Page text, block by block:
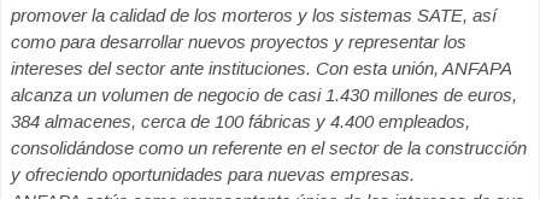
promover la calidad de los morteros y los sistemas SATE, así
como para desarrollar nuevos proyectos y representar los
intereses del sector ante instituciones. Con esta unión, ANFAPA
alcanza un volumen de negocio de casi 1.430 millones de euros,
384 almacenes, cerca de 100 fábricas y 4.400 empleados,
consolidándose como un referente en el sector de la construcción
y ofreciendo oportunidades para nuevas empresas.